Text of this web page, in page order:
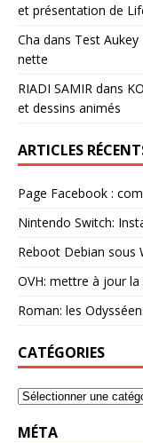
et présentation de
Cha dans Test Aukey
nette
RIADI SAMIR dans
et dessins animés
ARTICLES
Page Facebook :
Nintendo Switch:
Reboot Debian sous
OVH: mettre à jour
Roman: les
CATÉGORIES
MÉTA